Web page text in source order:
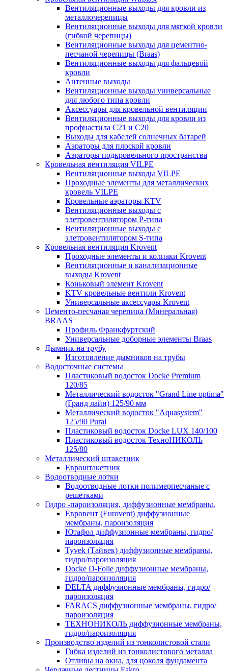
Вентиляционные выходы для кровли из
металлочерепицы
Вентиляционные выходы для мягкой кровли
(гибкой черепицы)
Вентиляционные выходы для цементно-
песчаной черепицы (Braas)
Вентиляционные выходы для фальцевой
кровли
Антенные выходы
Вентиляционные выходы универсальные
для любого типа кровли
Аксессуары для кровельной вентиляции
Вентиляционные выходы для кровли из
профнастила C21 и С20
Выходы для кабелей солнечных батарей
Аэраторы для плоской кровли
Аэраторы подкровельного пространства
Кровельная вентиляция VILPE
Вентиляционные выходы VILPE
Проходные элементы для металлических
кровель VILPE
Кровельные аэраторы KTV
Вентиляционные выходы с
элетровентилятором P-типа
Вентиляционные выходы с
элетровентилятором S-типа
Кровельная вентиляция Krovent
Проходные элементы и колпаки Krovent
Вентиляционные и канализационные
выходы Krovent
Коньковый элемент Krovent
KTV кровельные вентили Krovent
Универсальные аксессуары Krovent
Цементо-песчаная черепица (Минеральная)
BRAAS
Профиль Франкфуртский
Универсальные доборные элементы Braas
Дымник на трубу
Изготовление дымников на трубы
Водосточные системы
Пластиковый водосток Docke Premium
120/85
Металлический водосток "Grand Line optima"
(Гранд лайн) 125/90 мм
Металлический водосток "Aquasystem"
125/90 Pural
Пластиковый водосток Docke LUX 140/100
Пластиковый водосток ТехноНИКОЛЬ
125/80
Металлический штакетник
Евроштакетник
Водоотводные лотки
Водоотводные лотки полимерпесчаные с
решетками
Гидро -пароизоляция, диффузионные мембраны.
Евровент (Eurovent) диффузионные
мембраны, пароизоляция
Ютафол диффузионные мембраны, гидро/
пароизоляция
Tyvek (Тайвек) диффузионные мембраны,
гидро/пароизоляция
Docke D-Folie диффузионные мембраны,
гидро/пароизоляция
DELTA диффузионные мембраны, гидро/
пароизоляция
FARACS диффузионные мембраны, гидро/
пароизоляция
ТЕХНОНИКОЛЬ диффузионные мембраны,
гидро/пароизоляция
Производство изделий из тонколистовой стали
Гибка изделий из тонколистового металла
Отливы на окна, для цоколя фундамента